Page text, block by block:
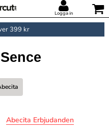
Logga in
399 kr
Abecita Erbjudanden